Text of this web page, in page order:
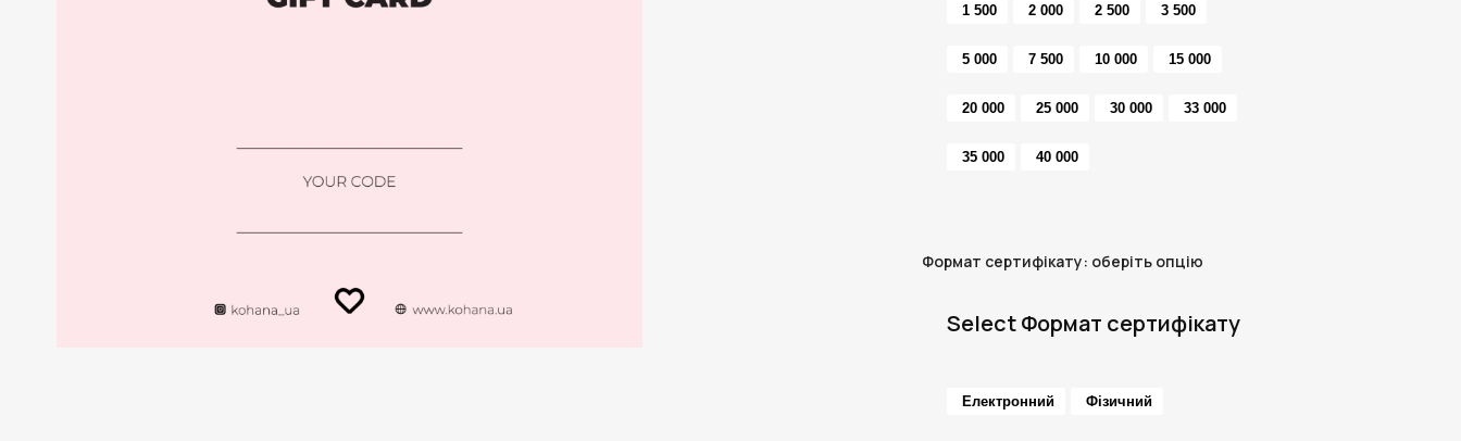
1 500 2 000 2 500 3 500
5 000 7 500 10 000 15 000
20 000 25 000 30 000 33 000
35 000 40 000
Формат сертифікату: оберіть опцію
Select Формат сертифікату
Електронний Фізичний